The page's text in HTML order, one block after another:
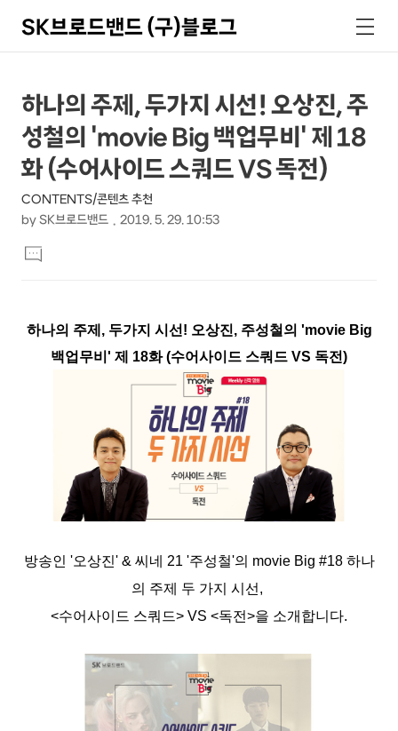
SK브로드밴드 (구)블로그
색
메
뉴
상
세
컨
텐
츠
본
문
제
목
하나의 주제, 두가지 시선! 오상진, 주
성철의 'movie Big 백업무비' 제 18
화 (수어사이드 스쿼드 VS 독전)
CONTENTS/콘텐츠 추천
by SK브로드밴드 2019. 5. 29. 10:53
문
댓
글
하나의 주제, 두가지 시선! 오상진, 주성철의 'movie Big
백업무비' 제 18화 (수어사이드 스쿼드 VS 독전)
방송인 '오상진' & 씨네 21 '주성철'의 movie Big #18 하나
의 주제 두 가지 시선,
<수어사이드 스쿼드> VS <독전>을 소개합니다.